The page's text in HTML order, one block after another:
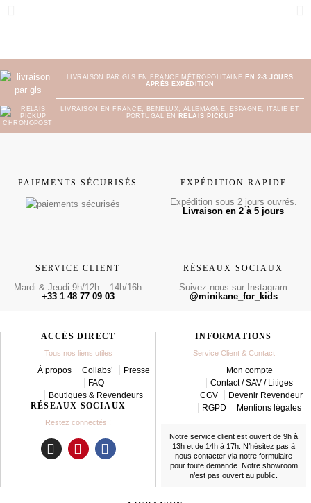
LIVRAISON PAR GLS EN FRANCE MÉTROPOLITAINE EN 2-3 JOURS
APRÈS EXPÉDITION
LIVRAISON EN FRANCE, BENELUX, ALLEMAGNE, ESPAGNE, ITALIE ET
PORTUGAL EN
RELAIS PICKUP
PAIEMENTS SÉCURISÉS EXPÉDITION RAPIDE
Expédition sous 2 jours ouvrés.
Livraison en 2 à 5 jours
SERVICE CLIENT
Mardi & Jeudi 9h/12h – 14h/16h
+33 1 48 77 09 03
RÉSEAUX SOCIAUX
Suivez-nous sur Instagram
@minikane_for_kids
ACCÈS DIRECT
Tous nos liens utiles
À propos Collabs’
Presse
FAQ
Boutiques & Revendeurs
RÉSEAUX SOCIAUX
Restez connectés !
I
P
F
INFORMATIONS
Service Client & Contact
Mon compte
Contact / SAV / Litiges
CGV
Devenir Revendeur
RGPD
Mentions légales
Notre service client est ouvert de 9h à
13h et de 14h à 17h. N’hésitez pas à
nous contacter via notre formulaire
pour toute demande. Notre showroom
n’est pas ouvert au public.